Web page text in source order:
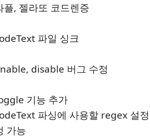
플, 젤라또 코드렌증
파일 싱크
disable 버그 수정
기능 추가
파싱에 사용할 regex 설
가능